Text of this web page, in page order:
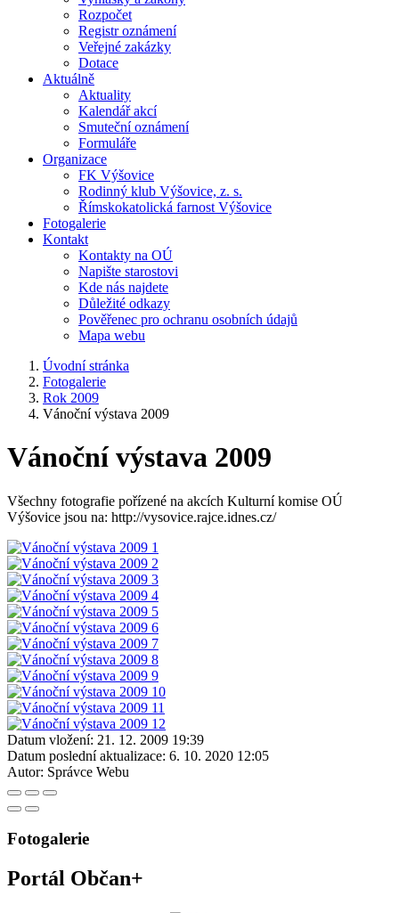
Rozpočet
Registr oznámení
Veřejné zakázky
Dotace
Aktuálně
Aktuality
Kalendář akcí
Smuteční oznámení
Formuláře
Organizace
FK Výšovice
Rodinný klub Výšovice, z. s.
Římskokatolická farnost Výšovice
Fotogalerie
Kontakt
Kontakty na OÚ
Napište starostovi
Kde nás najdete
Důležité odkazy
Pověřenec pro ochranu osobních údajů
Mapa webu
Úvodní stránka
Fotogalerie
Rok 2009
Vánoční výstava 2009
Vánoční výstava 2009
Všechny fotografie pořízené na akcích Kulturní komise OÚ
Výšovice jsou na: http://vysovice.rajce.idnes.cz/
Datum vložení: 21. 12. 2009 19:39
Datum poslední aktualizace: 6. 10. 2020 12:05
Autor: Správce Webu
Fotogalerie
Portál Občan+